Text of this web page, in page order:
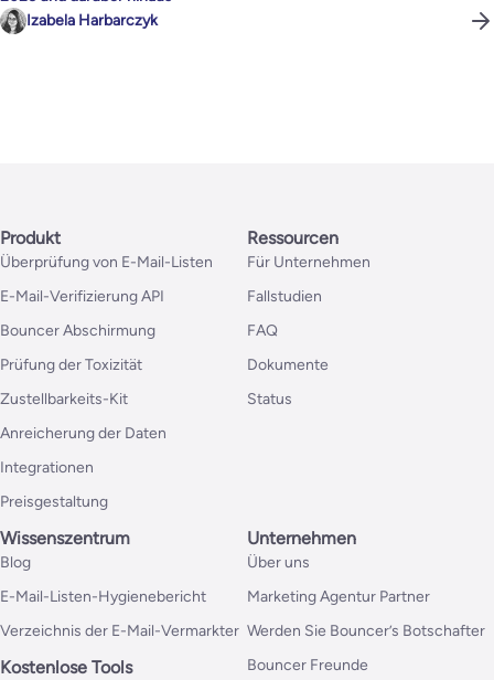
Izabela Harbarczyk
Produkt
Überprüfung von E-Mail-Listen
E-Mail-Verifizierung API
Bouncer Abschirmung
Prüfung der Toxizität
Zustellbarkeits-Kit
Anreicherung der Daten
Integrationen
Preisgestaltung
Ressourcen
Für Unternehmen
Fallstudien
FAQ
Dokumente
Status
Wissenszentrum
Blog
E-Mail-Listen-Hygienebericht
Verzeichnis der E-Mail-Vermarkter
Kostenlose Tools
Unternehmen
Über uns
Marketing Agentur Partner
Werden Sie Bouncer’s Botschafter
Bouncer Freunde